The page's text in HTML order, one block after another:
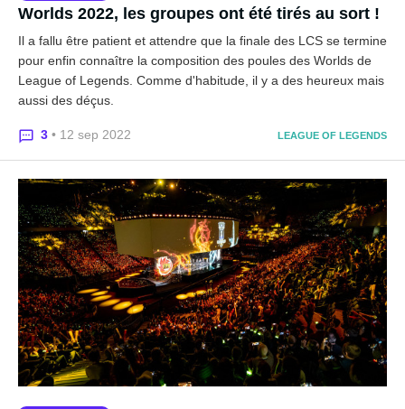
Worlds 2022, les groupes ont été tirés au sort !
Il a fallu être patient et attendre que la finale des LCS se termine
pour enfin connaître la composition des poules des Worlds de
League of Legends. Comme d'habitude, il y a des heureux mais
aussi des déçus.
3 • 12 sep 2022 LEAGUE OF LEGENDS